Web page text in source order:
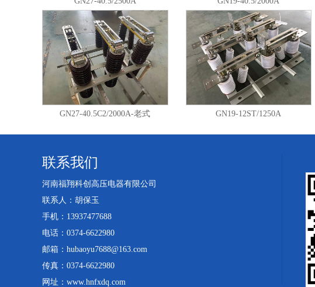
GN27-40.5C2/2000A-老式 GN19-12ST/1250A
联系我们
河南福翔科创高压电器有限公司
联系人：胡保玉
手机：13937477688
电话：0374-6622980
邮箱：hubaoyu7688@163.com
传真：0374-6622980
网址：www.hnfxdq.com